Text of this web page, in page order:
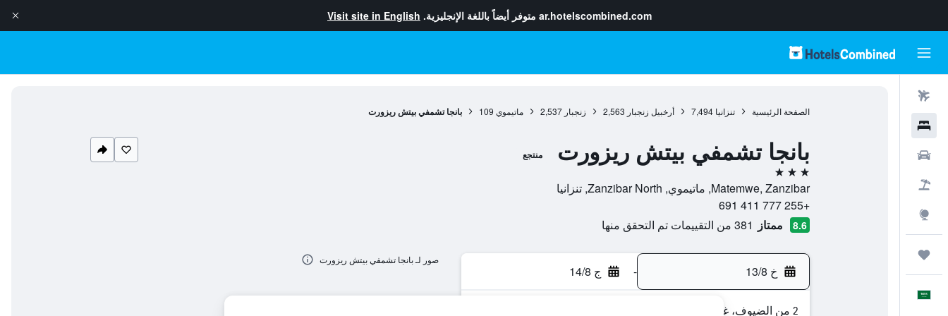
ar.hotelscombined.com متوفر أيضاً باللغة الإنجليزية. Visit site in English
الصفحة الرئيسية تنزانيا 7,494 أرخبيل زنجبار 2,563 زنجبار 2,537 ماتيموي 109 بانجا تشمفي بيتش ريزورت
بانجا تشمفي بيتش ريزورت منتجع
3 نجوم
Matemwe, Zanzibar, ماتيموي, Zanzibar North, تنزانيا
+255 777 411 691
8.6 ممتاز 381 من التقييمات تم التحقق منها
خ 13/8 - ج 14/8
2 من الضيوف، غرفة واحدة
صور لـ بانجا تشمفي بيتش ريزورت